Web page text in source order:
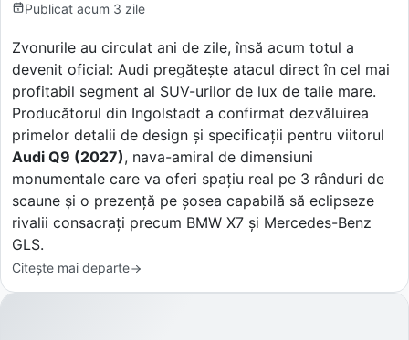
Publicat acum 3 zile
Zvonurile au circulat ani de zile, însă acum totul a
devenit oficial: Audi pregătește atacul direct în cel mai
profitabil segment al SUV-urilor de lux de talie mare.
Producătorul din Ingolstadt a confirmat dezvăluirea
primelor detalii de design și specificații pentru viitorul
Audi Q9 (2027), nava-amiral de dimensiuni
monumentale care va oferi spațiu real pe 3 rânduri de
scaune și o prezență pe șosea capabilă să eclipseze
rivalii consacrați precum BMW X7 și Mercedes-Benz
GLS.
Citește mai departe